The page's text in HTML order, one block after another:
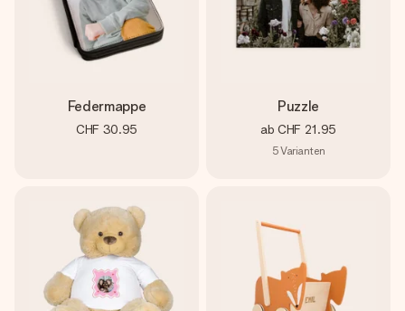
Federmappe
CHF 30.95
Puzzle
ab CHF 21.95
5Varianten